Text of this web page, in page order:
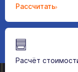
Рассчитать
Расчёт